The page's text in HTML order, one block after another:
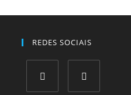
REDES SOCIAIS